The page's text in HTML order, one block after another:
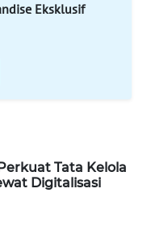
Eksklusif
Tata Kelola
Digitalisasi